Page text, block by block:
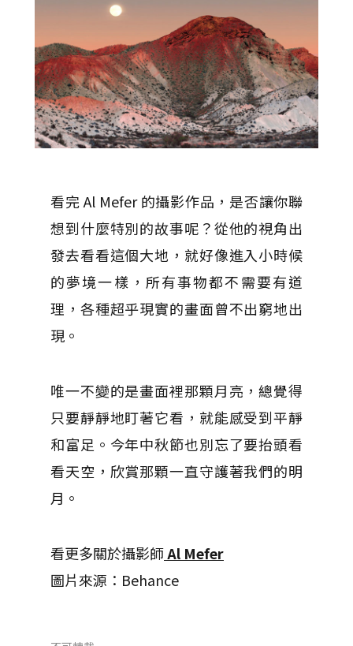
看完 Al Mefer 的攝影作品，是否讓你聯
想到什麼特別的故事呢？從他的視角出
發去看看這個大地，就好像進入小時候
的夢境一樣，所有事物都不需要有道
理，各種超乎現實的畫面曾不出窮地出
現。
唯一不變的是畫面裡那顆月亮，總覺得
只要靜靜地盯著它看，就能感受到平靜
和富足。今年中秋節也別忘了要抬頭看
看天空，欣賞那顆一直守護著我們的明
月。
看更多關於攝影師Al Mefer
圖片來源：Behance